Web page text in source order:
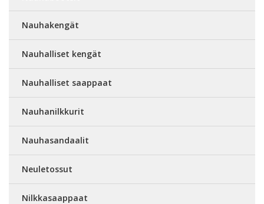
Nauhakengät
Nauhalliset kengät
Nauhalliset saappaat
Nauhanilkkurit
Nauhasandaalit
Neuletossut
Nilkkasaappaat